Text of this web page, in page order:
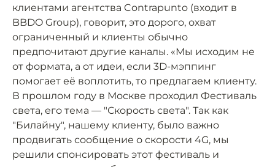
клиентами агентства Contrapunto (входит в
BBDO Group), говорит, это дорого, охват
ограниченный и клиенты обычно
предпочитают другие каналы. «Мы исходим не
от формата, а от идеи, если 3D-мэппинг
помогает её воплотить, то предлагаем клиенту.
В прошлом году в Москве проходил Фестиваль
света, его тема — "Скорость света". Так как
"Билайну", нашему клиенту, было важно
продвигать сообщение о скорости 4G, мы
решили спонсировать этот фестиваль и